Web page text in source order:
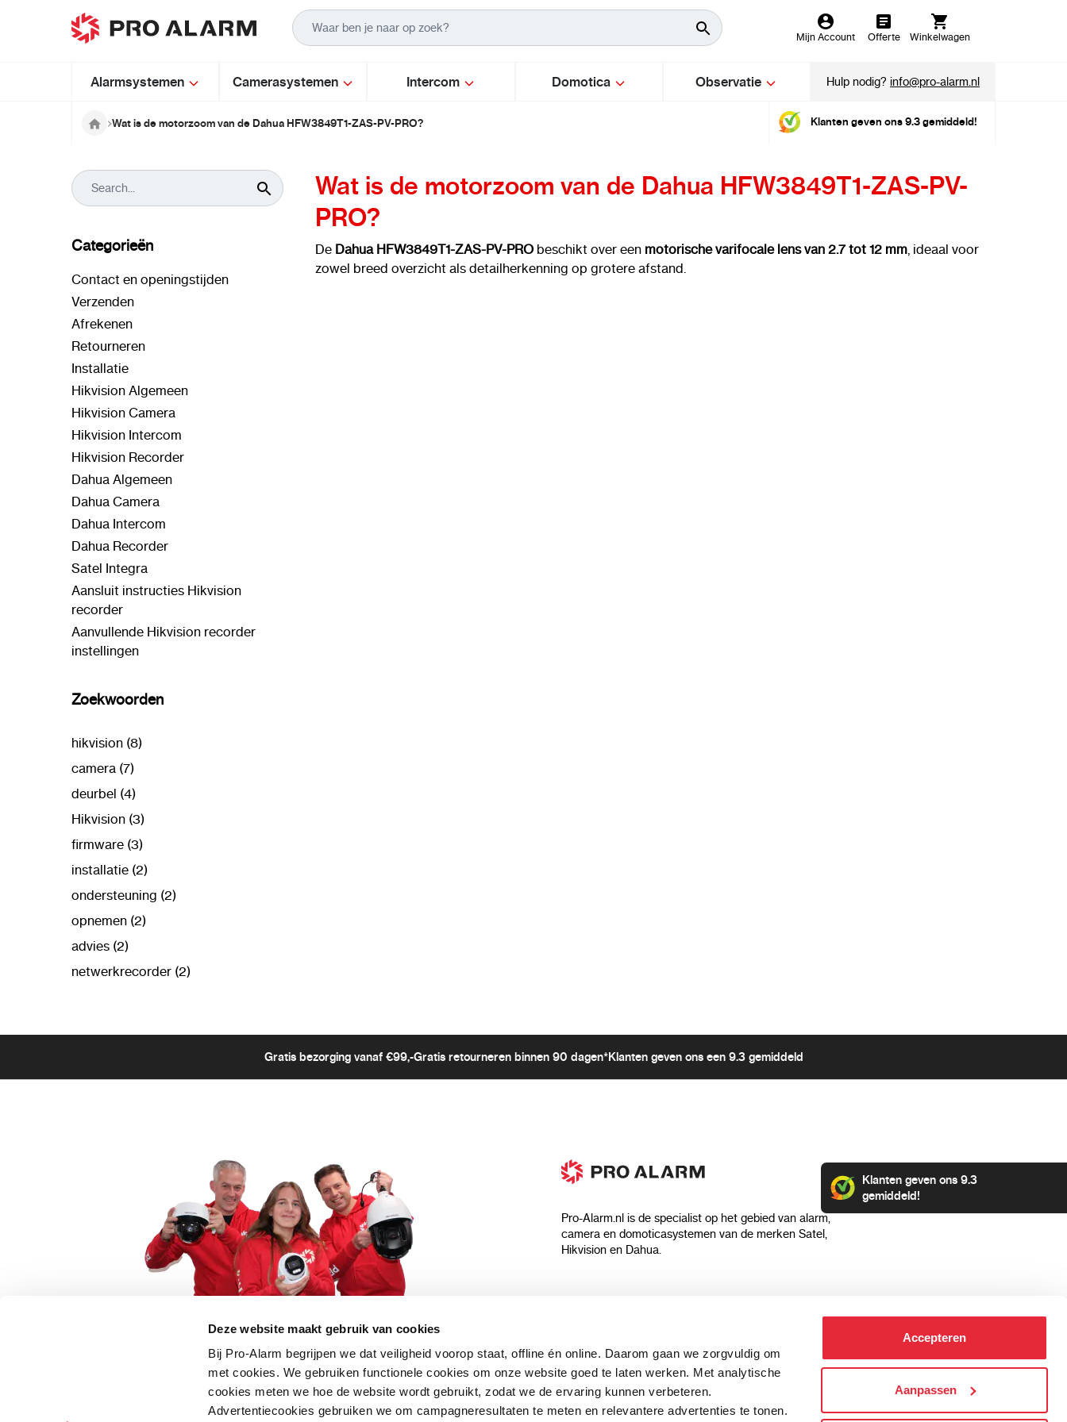
Deze website maakt gebruik van cookies
Bij Pro-Alarm begrijpen we dat veiligheid voorop staat, offline én online. Daarom gaan we zorgvuldig om
met cookies. We gebruiken functionele cookies om onze website goed te laten werken. Met analytische
cookies meten we hoe de website wordt gebruikt, zodat we de ervaring kunnen verbeteren.
Advertentiecookies gebruiken we om campagneresultaten te meten en relevantere advertenties te tonen.
Accepteren
Aanpassen
Ga naar de inhoud
Mijn Account Offerte Winkelwagen
Alarmsystemen Camerasystemen Intercom Domotica Observatie Hulp nodig?info@pro-alarm.nl
Wat is de motorzoom van de Dahua HFW3849T1-ZAS-PV-PRO? Klanten geven ons 9.3 gemiddeld!
Wat is de motorzoom van de Dahua HFW3849T1-ZAS-PV-
PRO?
De Dahua HFW3849T1-ZAS-PV-PRO beschikt over een motorische varifocale lens van 2.7 tot 12 mm , ideaal voor
zowel breed overzicht als detailherkenning op grotere afstand.
Categorieën
Contact en openingstijden
Verzenden
Afrekenen
Retourneren
Installatie
Hikvision Algemeen
Hikvision Camera
Hikvision Intercom
Hikvision Recorder
Dahua Algemeen
Dahua Camera
Dahua Intercom
Dahua Recorder
Satel Integra
Aansluit instructies Hikvision
recorder
Aanvullende Hikvision recorder
instellingen
Zoekwoorden
hikvision (8)
camera (7)
deurbel (4)
Hikvision (3)
firmware (3)
installatie (2)
ondersteuning (2)
opnemen (2)
advies (2)
netwerkrecorder (2)
Gratis bezorging vanaf €99,-Gratis retourneren binnen 90 dagen*Klanten geven ons een 9.3 gemiddeld
5 euro korting op je aankoop?
Schrijf je direct in voor onze nieuwsbrief en
Pro-Alarm.nl is de specialist op het gebied van alarm,
camera en domoticasystemen van de merken Satel,
Hikvision en Dahua.
Klanten geven ons 9.3
gemiddeld!
Algemene voorwaarden
Privacyverklaring
Blog
Verzending & bezorging
Aansluit instructies
Categorieën
Alarmsystemen
Beveiligingscamera's
IP camera's
Hikvision camera's